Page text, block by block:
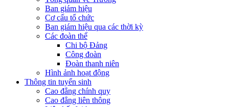
Ban giám hiệu
Cơ cấu tổ chức
Ban giám hiệu qua các thời kỳ
Các đoàn thể
Chi bộ Đảng
Công đoàn
Đoàn thanh niên
Hình ảnh hoạt động
Thông tin tuyển sinh
Cao đẳng chính quy
Cao đẳng liên thông